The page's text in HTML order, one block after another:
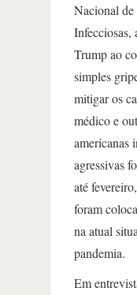
Nacional
Infecciosas,
Trump ao
simples
mitigar os
médico e
americanas
agressivas
até
foram
na atual
pandemia.
Em